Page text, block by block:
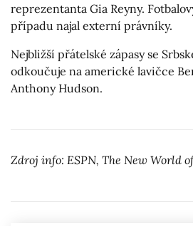
reprezentanta Gia Reyny.
případu najal externí právníky.
Nejbližší přátelské zápasy se
odkoučuje na americké lavičce
Anthony Hudson.
Zdroj info: ESPN, The New World